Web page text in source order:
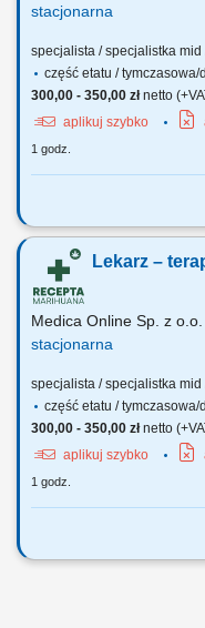
stacjonarna
specjalista / specjalistka
część etatu / tymczasowa/
300,00 - 350,00 złnetto
aplikuj szybko
1 godz.
Zapraszamy do współpracy
medycznej marihuanie,
doświadczonych lekarzy i
otwarci na rozwój oraz
zespołu jako tzn. Lekarz...
Lekarz –
Medica Online Sp. z o.o.
stacjonarna
specjalista / specjalistka
część etatu / tymczasowa/
300,00 - 350,00 złnetto
aplikuj szybko
1 godz.
Zapraszamy do współpracy